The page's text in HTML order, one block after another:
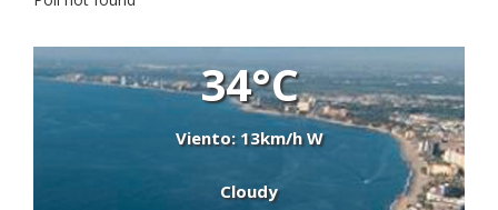
34°C
Viento: 13km/h W
Cloudy